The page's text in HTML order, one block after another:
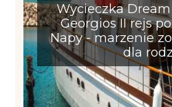
Wycieczka
Georgios II rejs
Napy - marzenie
dla